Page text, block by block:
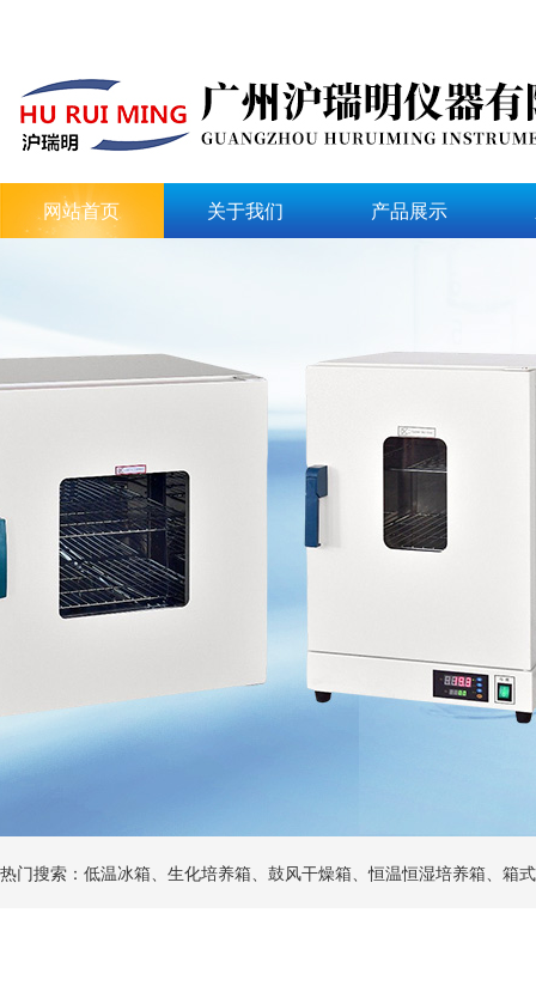
网站首页 关于我们 产品展示
热门搜索：低温冰箱、生化培养箱、鼓风干燥箱、恒温恒湿培养箱、箱